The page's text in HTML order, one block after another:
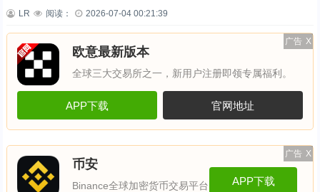
LR 阅读： 2026-07-04 00:21:39
广告 X
欧意最新版本
全球三大交易所之一，新用户注册即领专属福利。
APP下载 官网地址
广告 X
币安
Binance全球加密货币交易平台 APP下载